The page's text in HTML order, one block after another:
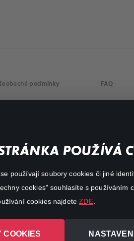
POUŽÍVÁ
používají soubory cookies či jiné
cookies" souhlasíte s
cookies najdeteZDE.
COOKIES NASTAVENÍ
podmínky FAQ